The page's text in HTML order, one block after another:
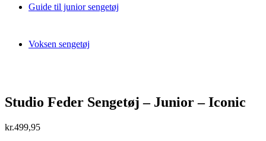
Guide til junior sengetøj
Voksen sengetøj
Studio Feder Sengetøj – Junior – Iconic
kr.499,95